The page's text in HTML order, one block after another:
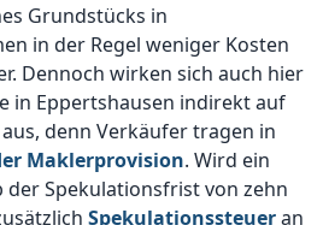
Grundstücks in
in der Regel weniger Kosten
Dennoch wirken sich auch hier
in Eppertshausen indirekt auf
denn Verkäufer tragen in
Maklerprovision. Wird ein
Spekulationsfrist von zehn
Spekulationssteueran